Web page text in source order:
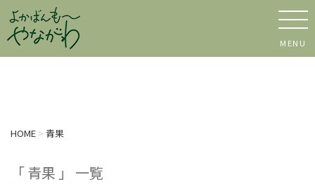
MENU
HOME > 青果
「 青果 」 一覧